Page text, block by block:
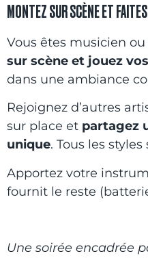
MONTEZ SUR SCÈNE ET
Vous êtes musicien
sur scène et jouez
dans une ambiance
Rejoignez d’autres
sur place et partagez
unique. Tous les
Apportez votre
fournit le reste
Une soirée encadrée